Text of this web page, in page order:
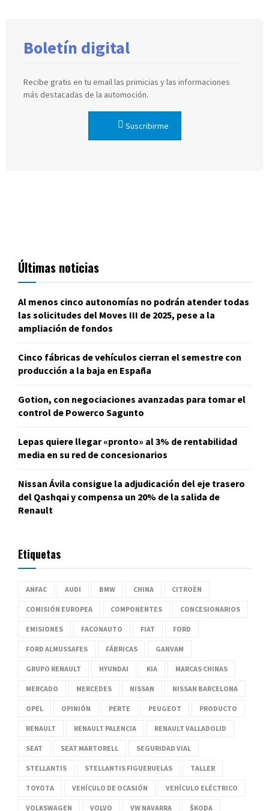
Boletín digital
Recibe gratis en tu email las primicias y las informaciones
más destacadas de la automoción.
Suscribirme
Últimas noticias
Al menos cinco autonomías no podrán atender todas
las solicitudes del Moves III de 2025, pese a la
ampliación de fondos
Cinco fábricas de vehículos cierran el semestre con
producción a la baja en España
Gotion, con negociaciones avanzadas para tomar el
control de Powerco Sagunto
Lepas quiere llegar «pronto» al 3% de rentabilidad
media en su red de concesionarios
Nissan Ávila consigue la adjudicación del eje trasero
del Qashqai y compensa un 20% de la salida de
Renault
Etiquetas
ANFAC AUDI BMW CHINA CITROËN
COMISIÓN EUROPEA COMPONENTES CONCESIONARIOS
EMISIONES FACONAUTO FIAT FORD
FORD ALMUSSAFES FÁBRICAS GANVAM
GRUPO RENAULT HYUNDAI KIA MARCAS CHINAS
MERCADO MERCEDES NISSAN NISSAN BARCELONA
OPEL OPINIÓN PERTE PEUGEOT PRODUCTO
RENAULT RENAULT PALENCIA RENAULT VALLADOLID
SEAT SEAT MARTORELL SEGURIDAD VIAL
STELLANTIS STELLANTIS FIGUERUELAS TALLER
TOYOTA VEHÍCULO DE OCASIÓN VEHÍCULO ELÉCTRICO
VOLKSWAGEN VOLVO VW NAVARRA ŠKODA